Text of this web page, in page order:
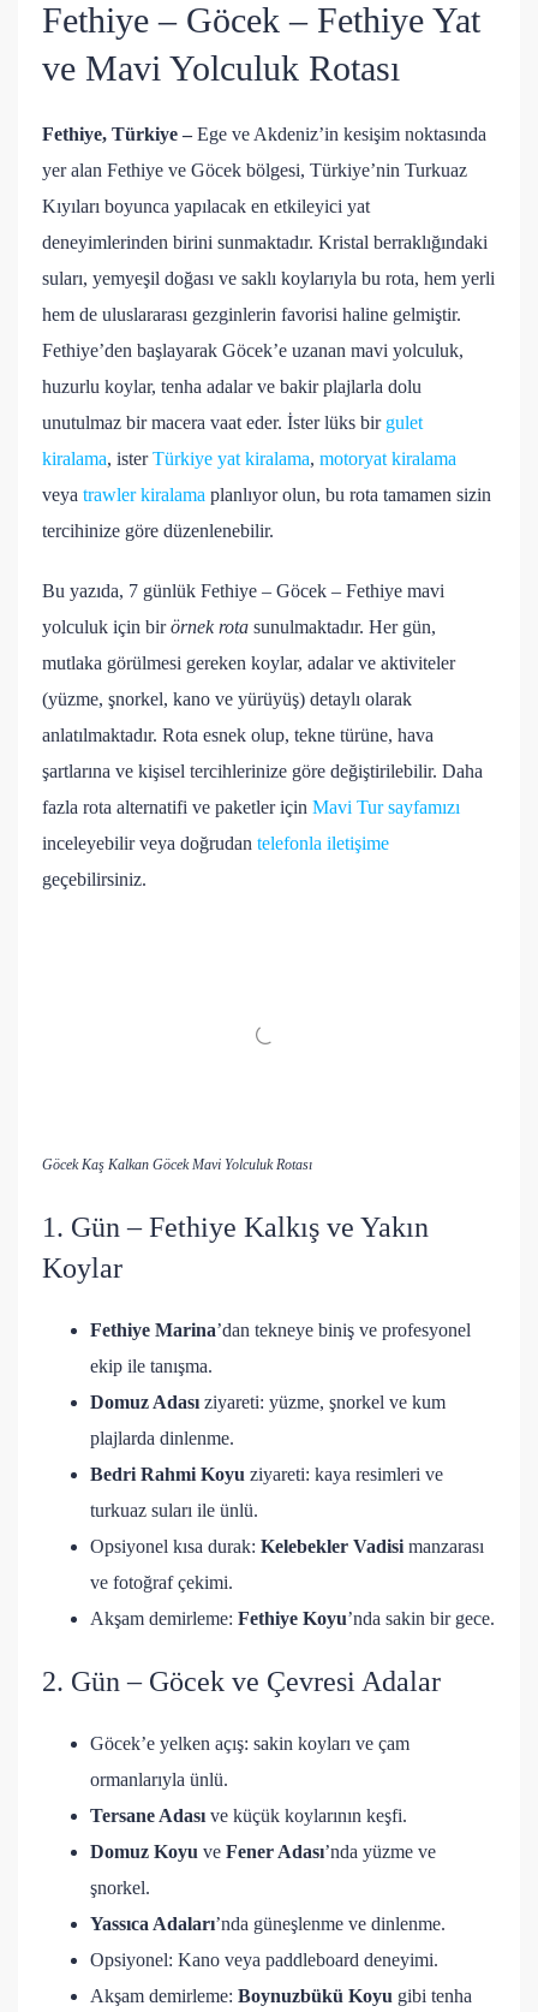
Fethiye – Göcek – Fethiye Yat
ve Mavi Yolculuk Rotası
Fethiye, Türkiye –Ege ve Akdeniz’in kesişim noktasında
yer alan Fethiye ve Göcek bölgesi, Türkiye’nin Turkuaz
Kıyıları boyunca yapılacak en etkileyici yat
deneyimlerinden birini sunmaktadır. Kristal berraklığındaki
suları, yemyeşil doğası ve saklı koylarıyla bu rota, hem yerli
hem de uluslararası gezginlerin favorisi haline gelmiştir.
Fethiye’den başlayarak Göcek’e uzanan mavi yolculuk,
huzurlu koylar, tenha adalar ve bakir plajlarla dolu
unutulmaz bir macera vaat eder. İster lüks bir gulet
kiralama, isterTürkiye yat kiralama, motoryat kiralama
veya trawler kiralama planlıyor olun, bu rota tamamen sizin
tercihinize göre düzenlenebilir.
Bu yazıda, 7 günlük Fethiye – Göcek – Fethiye mavi
yolculuk için birörnek rota sunulmaktadır. Her gün,
mutlaka görülmesi gereken koylar, adalar ve aktiviteler
(yüzme, şnorkel, kano ve yürüyüş) detaylı olarak
anlatılmaktadır. Rota esnek olup, tekne türüne, hava
şartlarına ve kişisel tercihlerinize göre değiştirilebilir. Daha
fazla rota alternatifi ve paketler için Mavi Tur sayfamızı
inceleyebilir veya doğrudan telefonla iletişime
geçebilirsiniz.
Göcek Kaş Kalkan Göcek Mavi Yolculuk Rotası
1. Gün – Fethiye Kalkış ve Yakın
Koylar
Fethiye Marina’dan tekneye biniş ve profesyonel
ekip ile tanışma.
Domuz Adası ziyareti: yüzme, şnorkel ve kum
plajlarda dinlenme.
Bedri Rahmi Koyu ziyareti: kaya resimleri ve
turkuaz suları ile ünlü.
Opsiyonel kısa durak: Kelebekler Vadisi manzarası
ve fotoğraf çekimi.
Akşam demirleme: Fethiye Koyu’nda sakin bir gece.
2. Gün – Göcek ve Çevresi Adalar
Göcek’e yelken açış: sakin koyları ve çam
ormanlarıyla ünlü.
Tersane Adası ve küçük koylarının keşfi.
Domuz Koyu ve Fener Adası’nda yüzme ve
şnorkel.
Yassıca Adaları’nda güneşlenme ve dinlenme.
Opsiyonel: Kano veya paddleboard deneyimi.
Akşam demirleme: Boynuzbükü Koyu gibi tenha